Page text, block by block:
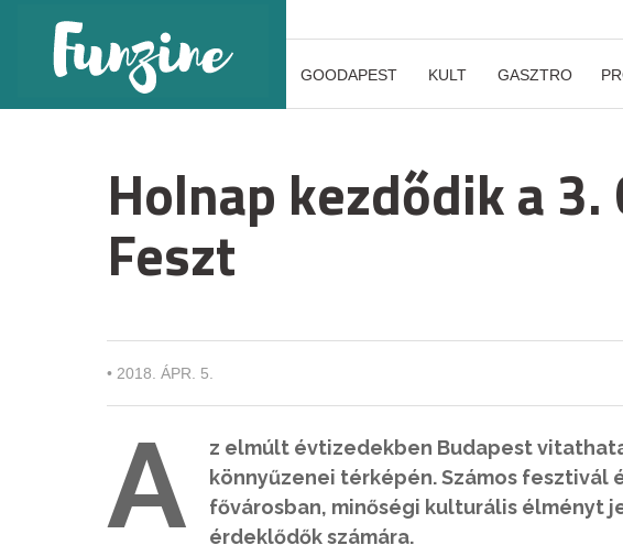
GOODAPEST KULT GASZTRO
Holnap kezdődik a 3.
Feszt
• 2018. ÁPR. 5.
A
z elmúlt évtizedekben Budapest
könnyűzenei térképén. Számos
fővárosban, minőségi kulturális élményt
érdeklődők számára.